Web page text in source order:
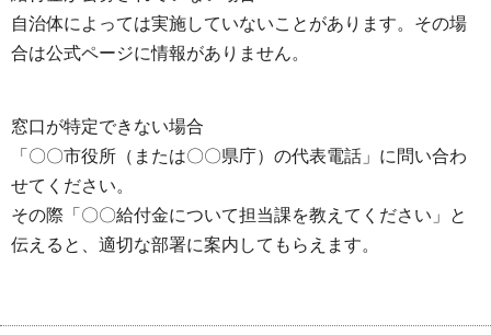
自治体によっては実施していないことがあります。その場
合は公式ページに情報がありません。
窓口が特定できない場合
「〇〇市役所（または〇〇県庁）の代表電話」に問い合わ
せてください。
その際「〇〇給付金について担当課を教えてください」と
伝えると、適切な部署に案内してもらえます。